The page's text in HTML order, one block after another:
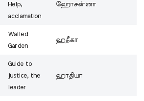
Help,
acclamation
ஹோசன்னா
Walled
Garden
ஹதீகா
Guide to
justice, the
leader
ஹாதியா